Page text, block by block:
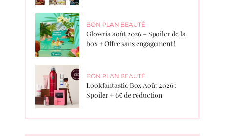
BON PLAN BEAUTÉ
Glowria août 2026 – Spoiler de la
box + Offre sans engagement !
BON PLAN BEAUTÉ
Lookfantastic Box Août 2026 :
Spoiler + 6€ de réduction